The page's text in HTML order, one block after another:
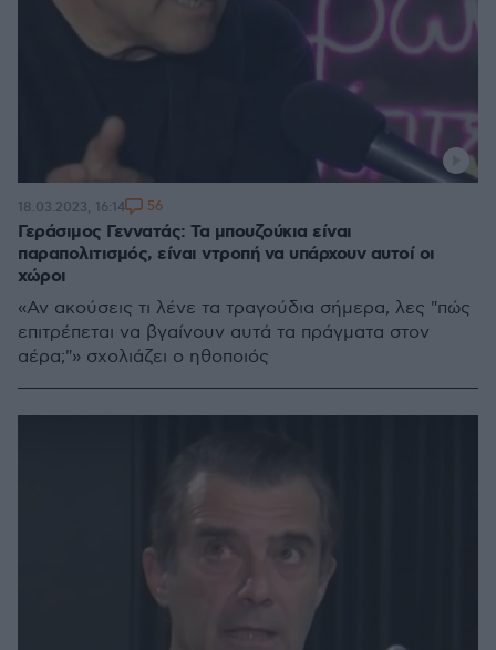
Γεράσιμος Γεννατάς: Τα μπουζούκια είναι
παραπολιτισμός, είναι ντροπή να υπάρχουν αυτοί οι
χώροι
«Αν ακούσεις τι λένε τα τραγούδια σήμερα, λες "πώς
επιτρέπεται να βγαίνουν αυτά τα πράγματα στον
αέρα;"» σχολιάζει ο ηθοποιός
18.03.2023, 16:14 56